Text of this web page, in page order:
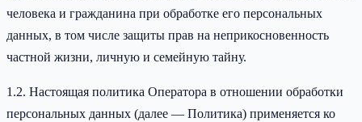
человека и гражданина при обработке его персональных
данных, в том числе защиты прав на неприкосновенность
частной жизни, личную и семейную тайну.
1.2. Настоящая политика Оператора в отношении обработки
персональных данных (далее — Политика) применяется ко